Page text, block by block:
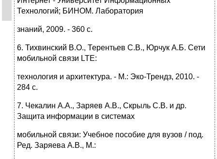
Технологий; БИНОМ. Лаборатория
знаний, 2009. - 360 с.
6. Тихвинский В.О., Терентьев С.В., Юрчук А.Б. Сети
мобильной связи LTE:
технология и архитектура. - М.: Эко-Трендз, 2010. -
284 с.
7. Чекалин А.А., Заряев А.В., Скрыль С.В. и др.
Защита информации в системах
мобильной связи: Учебное пособие для вузов / под.
Ред. Заряева А.В., М.: